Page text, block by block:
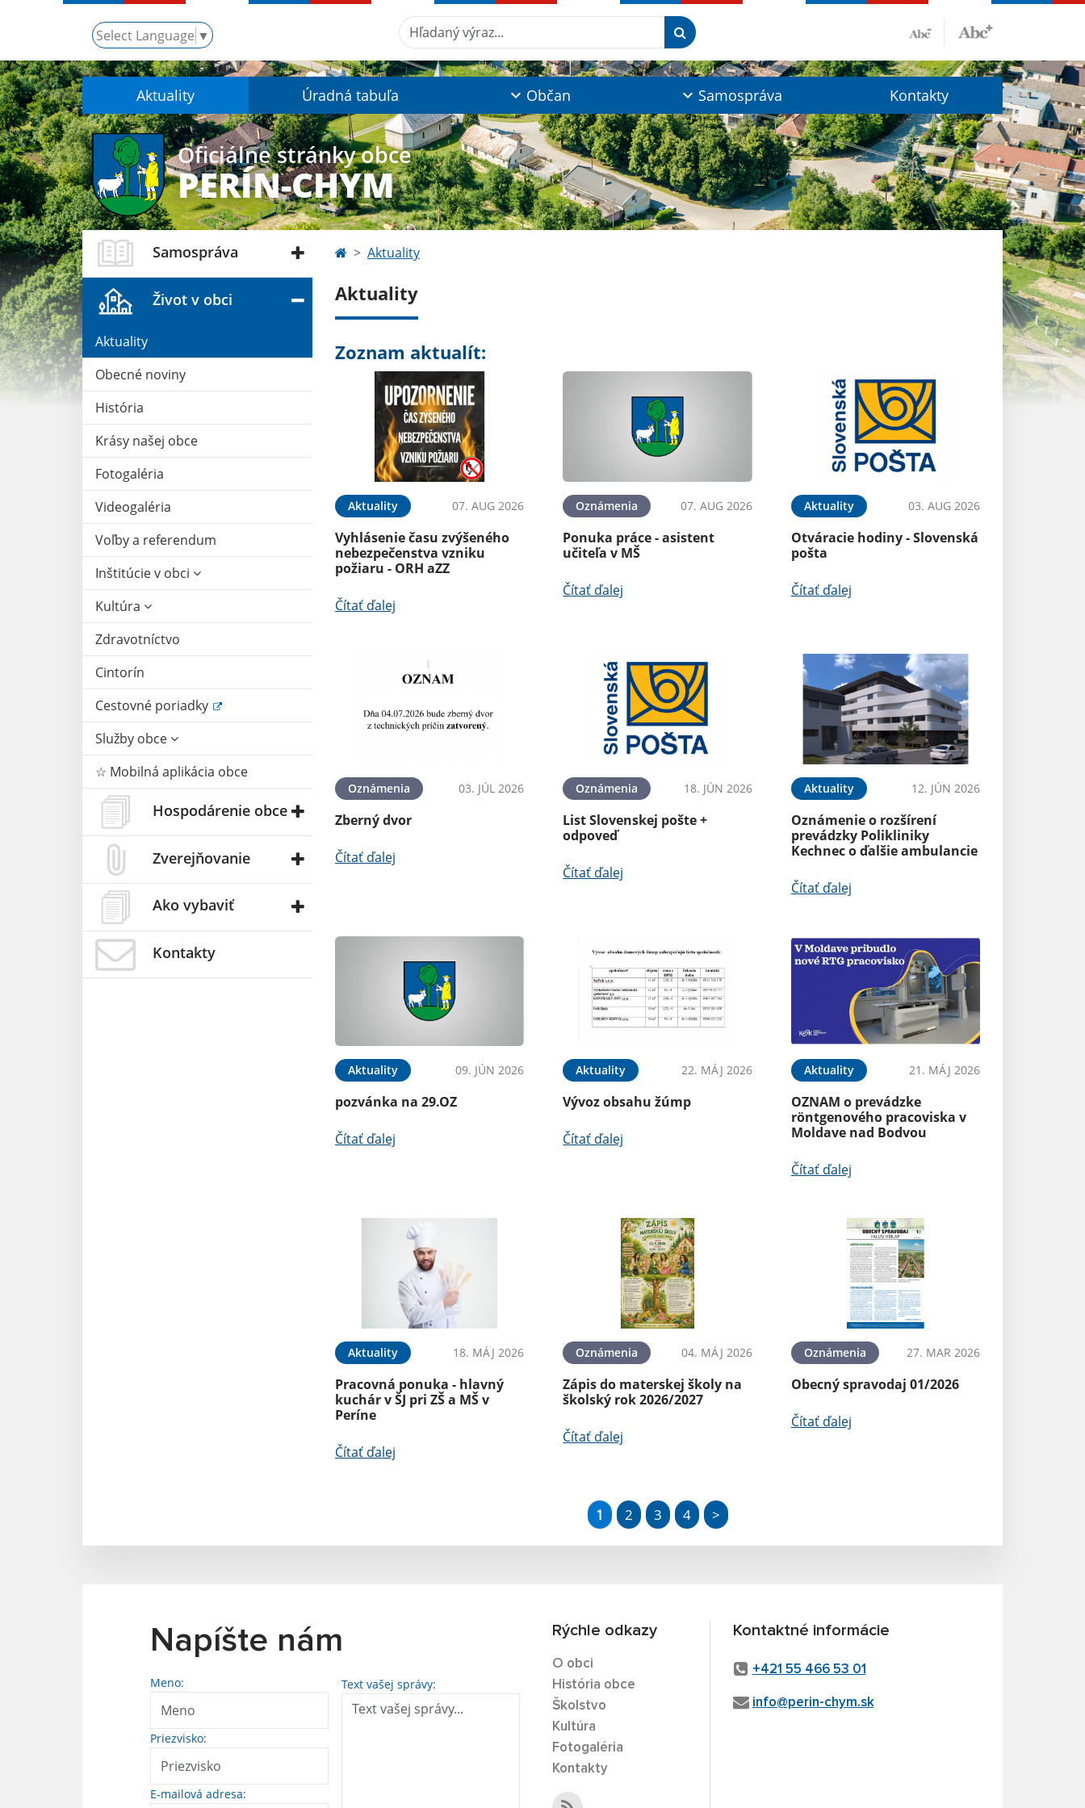
Select Language ▼
Hľadaný výraz...
Aktuality Úradná tabuľa Občan Samospráva Kontakty
Oficiálne stránky obce
PERÍN-CHYM
Samospráva
Život v obci
Aktuality
Obecné noviny
História
Krásy našej obce
Fotogaléria
Videogaléria
Voľby a referendum
Inštitúcie v obci
Kultúra
Zdravotníctvo
Cintorín
Cestovné poriadky
Služby obce
☆ Mobilná aplikácia obce
Hospodárenie obce
Zverejňovanie
Ako vybaviť
Kontakty
Aktuality
Aktuality
Zoznam aktualít:
Aktuality 07. AUG 2026
Vyhlásenie času zvýšeného
nebezpečenstva vzniku
požiaru - ORH aZZ
Čítať ďalej
Oznámenia 07. AUG 2026
Ponuka práce - asistent
učiteľa v MŠ
Čítať ďalej
Aktuality 03. AUG 2026
Otváracie hodiny - Slovenská
pošta
Čítať ďalej
Oznámenia 03. JÚL 2026
Zberný dvor
Čítať ďalej
Oznámenia 18. JÚN 2026
List Slovenskej pošte +
odpoveď
Čítať ďalej
Aktuality 12. JÚN 2026
Oznámenie o rozšírení
prevádzky Polikliniky
Kechnec o ďalšie ambulancie
Čítať ďalej
Aktuality 09. JÚN 2026
pozvánka na 29.OZ
Čítať ďalej
Aktuality 22. MÁJ 2026
Vývoz obsahu žúmp
Čítať ďalej
Aktuality 21. MÁJ 2026
OZNAM o prevádzke
röntgenového pracoviska v
Moldave nad Bodvou
Čítať ďalej
Aktuality 18. MÁJ 2026
Pracovná ponuka - hlavný
kuchár v ŠJ pri ZŠ a MŠ v
Períne
Čítať ďalej
Oznámenia 04. MÁJ 2026
Zápis do materskej školy na
školský rok 2026/2027
Čítať ďalej
Oznámenia 27. MAR 2026
Obecný spravodaj 01/2026
Čítať ďalej
1 2 3 4 >
Napíšte nám
Meno:
Priezvisko:
E-mailová adresa:
Text vašej správy:
Rýchle odkazy
O obci
História obce
Školstvo
Kultúra
Fotogaléria
Kontakty
Kontaktné informácie
+421 55 466 53 01
info@perin-chym.sk